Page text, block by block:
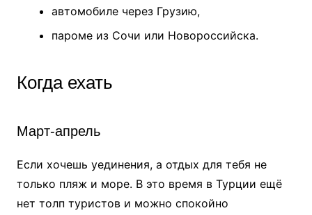
автомобиле через Грузию,
пароме из Сочи или Новороссийска.
Когда ехать
Март-апрель
Если хочешь уединения, а отдых для тебя не
только пляж и море. В это время в Турции ещё
нет толп туристов и можно спокойно